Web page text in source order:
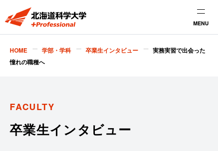
MENU
HOME 学部・学科 卒業生インタビュー
実務実習で出会った
憧れの職種へ
FACULTY
卒業生インタビュー